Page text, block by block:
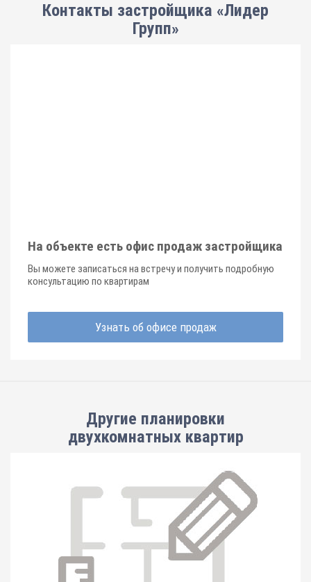
Контакты застройщика «Лидер
Групп»
На объекте есть офис продаж застройщика
Вы можете записаться на встречу и получить подробную
консультацию по квартирам
Узнать об офисе продаж
Другие планировки
двухкомнатных квартир